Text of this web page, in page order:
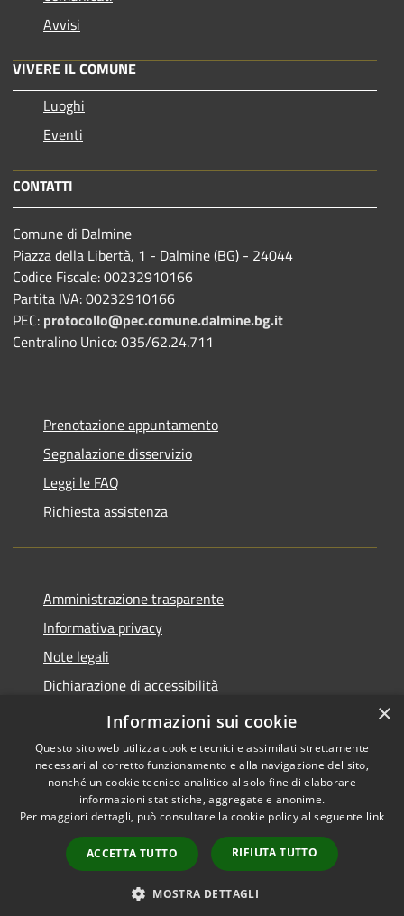
Avvisi
VIVERE IL COMUNE
Luoghi
Eventi
CONTATTI
Comune di Dalmine
Piazza della Libertà, 1 - Dalmine (BG) - 24044
Codice Fiscale: 00232910166
Partita IVA: 00232910166
PEC: protocollo@pec.comune.dalmine.bg.it
Centralino Unico: 035/62.24.711
Prenotazione appuntamento
Segnalazione disservizio
Leggi le FAQ
Richiesta assistenza
Amministrazione trasparente
Informativa privacy
Note legali
Dichiarazione di accessibilità
Piano di miglioramento del sito
Accessibility
Copyright © 2026 • Comune di
Dalmine • Powered by
Municipium•
Admin
access
×
Informazioni sui cookie
Questo sito web utilizza cookie tecnici e assimilati strettamente
necessari al corretto funzionamento e alla navigazione del sito,
nonché un cookie tecnico analitico al solo fine di elaborare
informazioni statistiche, aggregate e anonime.
Per maggiori dettagli, può consultare la cookie policy al seguente link
ACCETTA TUTTO RIFIUTA TUTTO
MOSTRA DETTAGLI